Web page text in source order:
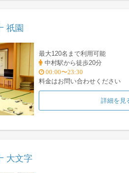
祇園
最大120名まで利用可能
中村駅から徒歩20分
00:00〜23:30
料金はお問い合わせください
詳細を見
大文字